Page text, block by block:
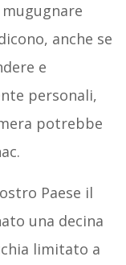
anche se
e
personali,
potrebbe
Paese il
una decina
limitato a